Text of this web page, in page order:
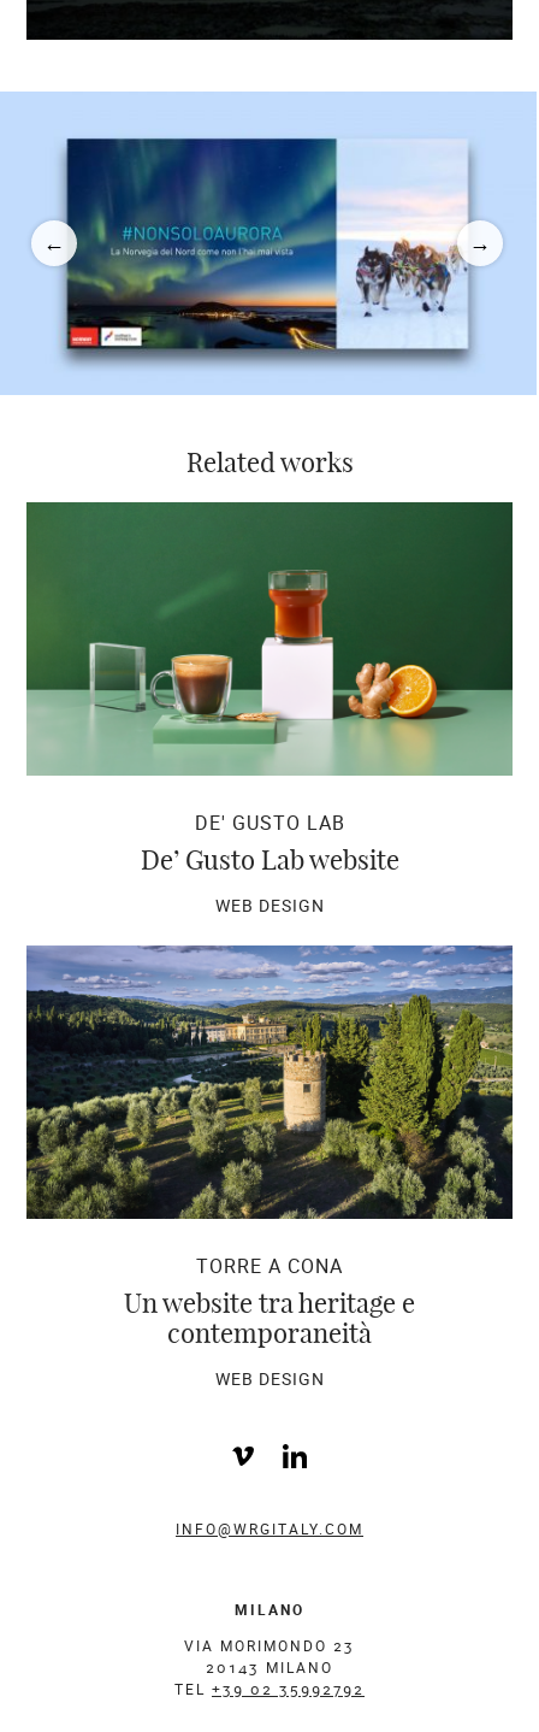
← →
Related works
DE' GUSTO LAB
De’ Gusto Lab website
WEB DESIGN
TORRE A CONA
Un website tra heritage e
contemporaneità
WEB DESIGN
INFO@WRGITALY.COM
MILANO
VIA MORIMONDO 23
20143 MILANO
TEL +39 02 35992792